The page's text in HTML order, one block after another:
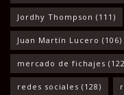
Jordhy Thompson (111)
Juan Martín Lucero (106)
mercado de fichajes
redes sociales (128)